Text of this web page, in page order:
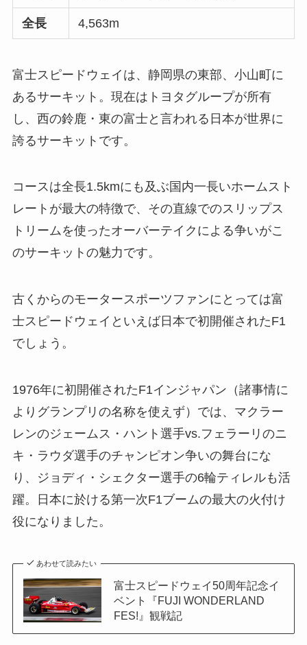
全長 4,563m
富士スピードウェイは、静岡県の東部、小山町に
あるサーキット。現在はトヨタグループが所有
し、西の鈴鹿・東の富士と言われる日本が世界に
誇るサーキットです。
コースは全長1.5kmにも及ぶ国内一長いホームスト
レートが最大の特徴で、その直線でのスリップス
トリームを使ったオーバーテイクによる争いがこ
のサーキットの魅力です。
古くからのモータースポーツファンにとっては富
士スピードウェイといえば日本で初開催されたF1
でしょう。
1976年に初開催されたF1インジャパン（諸事情に
よりグランプリの名称を使えず）では、マクラー
レンのジェームス・ハント選手vs.フェラーリのニ
キ・ラウダ選手のチャンピオン争いの舞台にな
り、ジョディ・シェクター選手の6輪ティレルも活
躍。日本に於ける第一次F1ブームの最大の火付け
役になりました。
あわせて読みたい
富士スピードウェイ50周年記念イ
ベント『FUJI WONDERLAND
FES!』観戦記